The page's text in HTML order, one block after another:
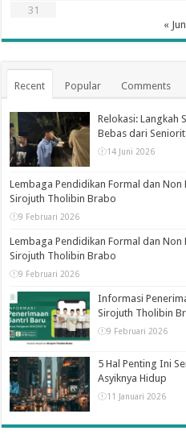
31
« Jun
Recent Popular Comments
Relokasi: Langkah
Bebas dari
14 Juni 2026
Lembaga Pendidikan Formal dan
Sirojuth Tholibin Brabo
9 Februari 2026
Lembaga Pendidikan Formal dan
Sirojuth Tholibin Brabo
9 Februari 2026
Informasi
Sirojuth Tholibin
9 Februari 2026
5 Hal Penting Ini
Asyiknya Hidup
11 Januari 2026